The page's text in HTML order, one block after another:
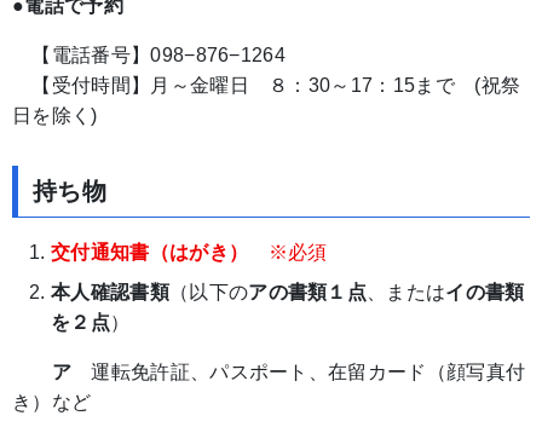
●電話で予約
【電話番号】098−876−1264
【受付時間】月～金曜日 ８：30～17：15まで (祝祭
日を除く)
持ち物
交付通知書（はがき）
※必須
本人確認書類（以下のアの書類１点 、またはイの書類
を２点）
ア運転免許証、パスポート、在留カード（顔写真付
き）など